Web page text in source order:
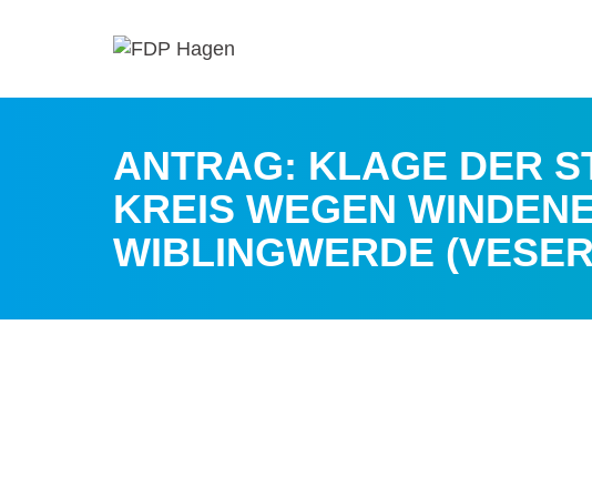
ANTRAG: KLAGE DER
KREIS WEGEN
WIBLINGWERDE